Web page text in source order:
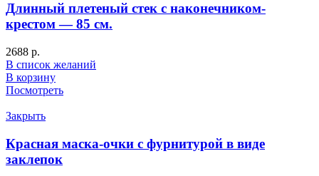
Длинный плетеный стек с наконечником-
крестом — 85 см.
2688 р.
В список желаний
В корзину
Посмотреть
Закрыть
Красная маска-очки с фурнитурой в виде
заклепок